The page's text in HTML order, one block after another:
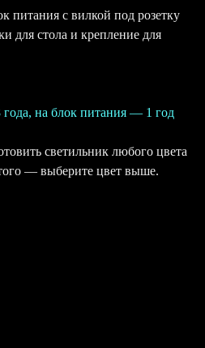
питания с вилкой под розетку
для стола и крепление для
на блок питания — 1 год
светильник любого цвета
— выберите цвет выше.